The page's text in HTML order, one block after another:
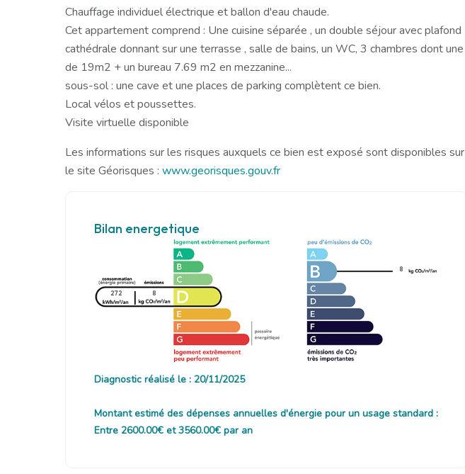
Chauffage individuel électrique et ballon d'eau chaude.
Cet appartement comprend : Une cuisine séparée , un double séjour avec plafond
cathédrale donnant sur une terrasse , salle de bains, un WC, 3 chambres dont une
de 19m2 + un bureau 7.69 m2 en mezzanine...
sous-sol : une cave et une places de parking complètent ce bien.
Local vélos et poussettes.
Visite virtuelle disponible
Les informations sur les risques auxquels ce bien est exposé sont disponibles sur
le site Géorisques : www.georisques.gouv.fr
Bilan energetique
272 8
8
Diagnostic réalisé le : 20/11/2025
Montant estimé des dépenses annuelles d'énergie pour un usage standard :
Entre 2600.00€ et 3560.00€ par an